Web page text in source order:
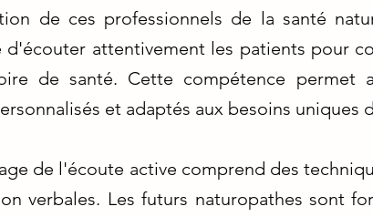
de ces professionnels de la santé
d'écouter attentivement les patients pour
de santé. Cette compétence permet
et adaptés aux besoins uniques
de l'écoute active comprend des
verbales. Les futurs naturopathes sont